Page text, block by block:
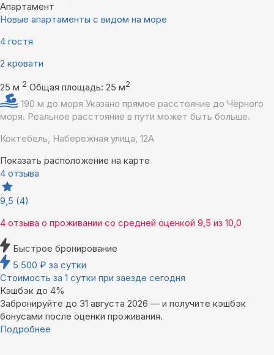
Апартамент
Новые апартаменты с видом на море
4 гостя
2 кровати
25 м 2 Общая площадь: 25 м2
190 м до моря Указано прямое расстояние до Чёрного
моря. Реальное расстояние в пути может быть больше.
Коктебель, Набережная улица, 12А
Показать расположение на карте
4 отзыва
9,5 (4)
4 отзыва о проживании со средней оценкой 9,5 из 10,0
Быстрое бронирование
5 500 ₽ за сутки
Стоимость за 1 сутки при заезде сегодня
Кэшбэк до 4%
Забронируйте до 31 августа 2026 — и получите кэшбэк
бонусами после оценки проживания.
Подробнее